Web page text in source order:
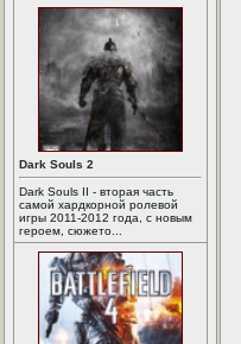
Dark Souls 2
Dark Souls II - вторая часть
самой хардкорной ролевой
игры 2011-2012 года, с новым
героем, сюжето...